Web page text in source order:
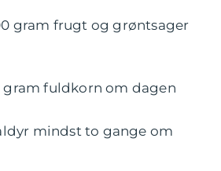
gram frugt og grøntsager
gram fuldkorn om dagen
mindst to gange om